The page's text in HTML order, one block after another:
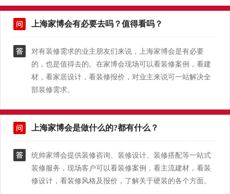
上海家博会有必要去吗？值得看吗？
对有装修需求的业主朋友们来说，上海家博会是有必要
的，也是值得去的。在家博会现场可以看装修案例，看建
材，看家居设计，看装修报价，对业主来说可一站解决全
部装修需求。
上海家博会是做什么的?都有什么？
统帅家博会提供装修咨询、装修设计、装修搭配等一站式
装修服务，现场客户可以看装修案例，看主流建材，看装
修设计，看装修风格及报价，了解关于硬装的各个方面。